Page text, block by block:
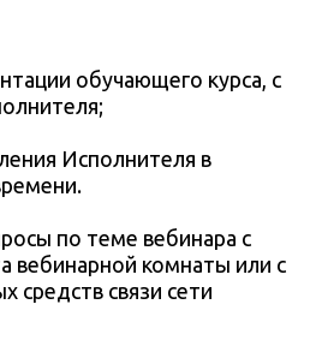
обучающего курса, с
Исполнителя в
по теме вебинара с
вебинарной комнаты или с
средств связи сети